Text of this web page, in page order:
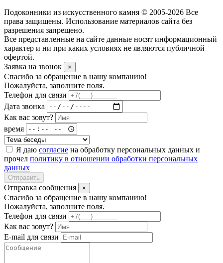
Подоконники из искусственного камня © 2005-2026 Все
права защищены. Использование материалов сайта без
разрешения запрещено.
Все представленные на сайте данные носят информационный
характер и ни при каких условиях не являются публичной
офертой.
Заявка на звонок
×
Спасибо за обращение в нашу компанию!
Пожалуйста, заполните поля.
Телефон для связи
Дата звонка
Как вас зовут?
время
Я даю согласие на обработку персональных данных и
прочел политику в отношении обработки персональных
данных
Отправить
Отправка сообщения ×
Спасибо за обращение в нашу компанию!
Пожалуйста, заполните поля.
Телефон для связи
Как вас зовут?
E-mail для связи